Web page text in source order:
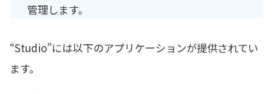
管理します。
“Studio”には以下のアプリケーションが提供されてい
ます。